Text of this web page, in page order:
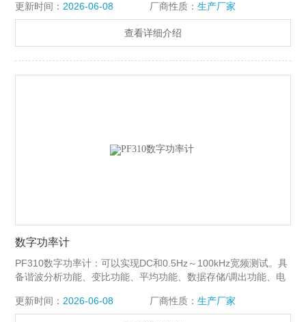
更新时间： 2026-06-08 厂商性质： 生产厂家
查看详细介绍
数字功率计
PF310数字功率计：可以实现DC和0.5Hz～100kHz宽频测试。具
备谐波分析功能、变比功能、平均功能、数据存储/调出功能、电
更新时间： 2026-06-08 厂商性质： 生产厂家